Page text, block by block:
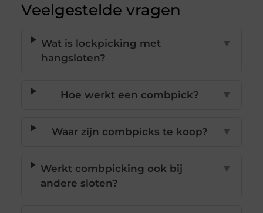
Veelgestelde vragen
Wat is lockpicking met
hangsloten?
▼
Hoe werkt een combpick? ▼
Waar zijn combpicks te koop? ▼
Werkt combpicking ook bij
andere sloten?
▼